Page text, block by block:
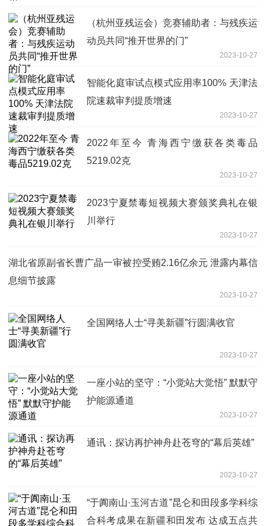
（杭州亚残运会）竞赛辅助者：与残疾运
动员共同“推开世界的门”
2023-10-27
智能化庭审试点模式应用率100% 天津法
院速裁审判提质增速
2023-10-27
2022年至今 青海西宁缴获各类毒品
5219.02克
2023-10-27
2023宁夏禁毒短视频大赛颁奖典礼在银
川举行
2023-10-27
湖北省原副省长曹广晶一审被控受贿2.16亿余元 泄露内幕信
息细节披露
2023-10-27
全国网络人士“寻美新疆”行圆满收官
2023-10-27
一座小站的坚守：“小觉站大觉悟” 默默守
护能源通道
2023-10-27
通讯：探访再护神舟赴苍穹的“幕后英雄”
2023-10-27
“于阗南山·玉河古道”昆仑和田段多学科综
合科考成果在新疆和田发布 达成五点共